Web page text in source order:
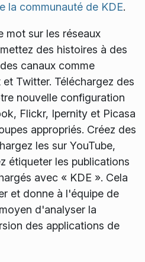
la communauté de KDE.
mot sur les réseaux
des histoires à des
canaux comme
Twitter. Téléchargez des
nouvelle configuration
Flickr, Ipernity et Picasa
appropriés. Créez des
les sur YouTube,
étiqueter les publications
avec « KDE ». Cela
et donne à l'équipe de
d'analyser la
des applications de